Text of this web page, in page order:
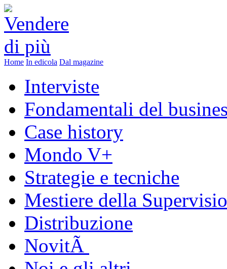
Home In edicola Dal magazine
Interviste
Fondamentali del
Case history
Mondo V+
Strategie e tecniche
Mestiere della
Distribuzione
NovitÃ